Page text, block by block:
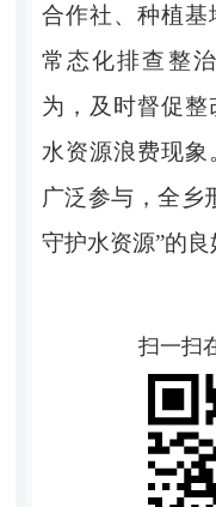
合作社、种植基
常态化排查整
为，及时督促
水资源浪费现
广泛参与，全乡
守护水资源”的良
扫一扫